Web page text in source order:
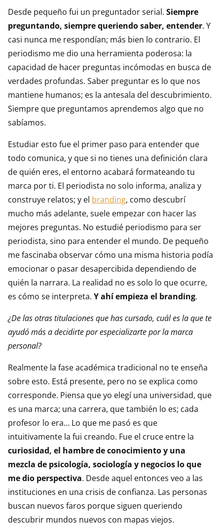
Desde pequeño fui un preguntador serial. Siempre
preguntando, siempre queriendo saber, entender. Y
casi nunca me respondían; más bien lo contrario. El
periodismo me dio una herramienta poderosa: la
capacidad de hacer preguntas incómodas en busca de
verdades profundas. Saber preguntar es lo que nos
mantiene humanos; es la antesala del descubrimiento.
Siempre que preguntamos aprendemos algo que no
sabíamos.
Estudiar esto fue el primer paso para entender que
todo comunica, y que si no tienes una definición clara
de quién eres, el entorno acabará formateando tu
marca por ti. El periodista no solo informa, analiza y
construye relatos; y el branding, como descubrí
mucho más adelante, suele empezar con hacer las
mejores preguntas. No estudié periodismo para ser
periodista, sino para entender el mundo. De pequeño
me fascinaba observar cómo una misma historia podía
emocionar o pasar desapercibida dependiendo de
quién la narrara. La realidad no es solo lo que ocurre,
es cómo se interpreta. Y ahí empieza el branding.
¿De las otras titulaciones que has cursado, cuál es la que te
ayudó más a decidirte por especializarte por la marca
personal?
Realmente la fase académica tradicional no te enseña
sobre esto. Está presente, pero no se explica como
corresponde. Piensa que yo elegí una universidad, que
es una marca; una carrera, que también lo es; cada
profesor lo era… Lo que me pasó es que
intuitivamente la fui creando. Fue el cruce entre la
curiosidad, el hambre de conocimiento y una
mezcla de psicología, sociología y negocios lo que
me dio perspectiva. Desde aquel entonces veo a las
instituciones en una crisis de confianza. Las personas
buscan nuevos faros porque siguen queriendo
descubrir mundos nuevos con mapas viejos.